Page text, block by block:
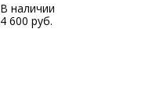
В наличии
4 600 руб.